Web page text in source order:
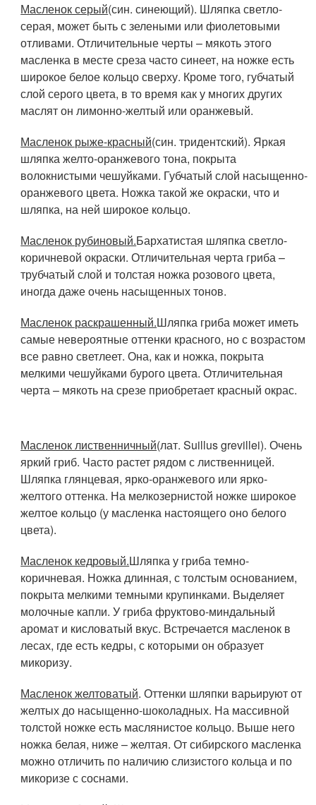
Масленок серый(син. синеющий). Шляпка светло-
серая, может быть с зелеными или фиолетовыми
отливами. Отличительные черты – мякоть этого
масленка в месте среза часто синеет, на ножке есть
широкое белое кольцо сверху. Кроме того, губчатый
слой серого цвета, в то время как у многих других
маслят он лимонно-желтый или оранжевый.
Масленок рыже-красный(син. тридентский). Яркая
шляпка желто-оранжевого тона, покрыта
волокнистыми чешуйками. Губчатый слой насыщенно-
оранжевого цвета. Ножка такой же окраски, что и
шляпка, на ней широкое кольцо.
Масленок рубиновый.Бархатистая шляпка светло-
коричневой окраски. Отличительная черта гриба –
трубчатый слой и толстая ножка розового цвета,
иногда даже очень насыщенных тонов.
Масленок раскрашенный.Шляпка гриба может иметь
самые невероятные оттенки красного, но с возрастом
все равно светлеет. Она, как и ножка, покрыта
мелкими чешуйками бурого цвета. Отличительная
черта – мякоть на срезе приобретает красный окрас.
Масленок лиственничный(лат. Suillus grevillei). Очень
яркий гриб. Часто растет рядом с лиственницей.
Шляпка глянцевая, ярко-оранжевого или ярко-
желтого оттенка. На мелкозернистой ножке широкое
желтое кольцо (у масленка настоящего оно белого
цвета).
Масленок кедровый.Шляпка у гриба темно-
коричневая. Ножка длинная, с толстым основанием,
покрыта мелкими темными крупинками. Выделяет
молочные капли. У гриба фруктово-миндальный
аромат и кисловатый вкус. Встречается масленок в
лесах, где есть кедры, с которыми он образует
микоризу.
Масленок желтоватый. Оттенки шляпки варьируют от
желтых до насыщенно-шоколадных. На массивной
толстой ножке есть маслянистое кольцо. Выше него
ножка белая, ниже – желтая. От сибирского масленка
можно отличить по наличию слизистого кольца и по
микоризе с соснами.